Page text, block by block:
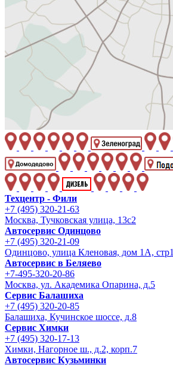
Техцентр - Фили
+7 (495) 320-21-63
Москва, Тучковская улица, 13с2
Автосервис Одинцово
+7 (495) 320-21-09
Одинцово, улица Кленовая, дом 1А, стр1
Автосервис в Беляево
+7-495-320-20-86
Москва, ул. Академика Опарина, д.5
Сервис Балашиха
+7 (495) 320-20-85
Балашиха, Кучинское шоссе, д.8
Сервис Химки
+7 (495) 320-17-13
Химки, Нагорное ш., д.2, корп.7
Автосервис Кузьминки